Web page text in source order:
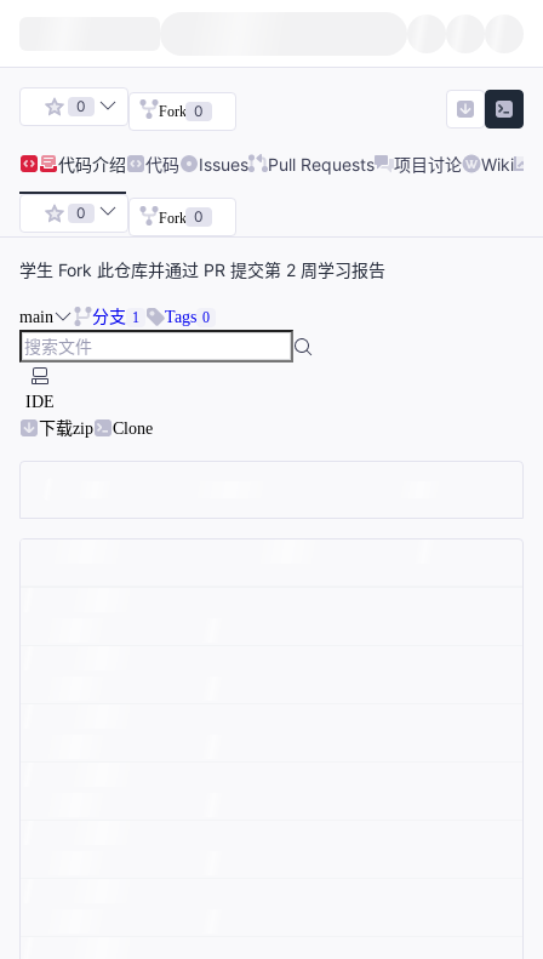
0 Fork 0
代码介绍 代码 Issues Pull Requests 项目讨论 Wiki
0 Fork 0
学生 Fork 此仓库并通过 PR 提交第 2 周学习报告
main 分支 1 Tags 0
IDE
下载zip
Clone